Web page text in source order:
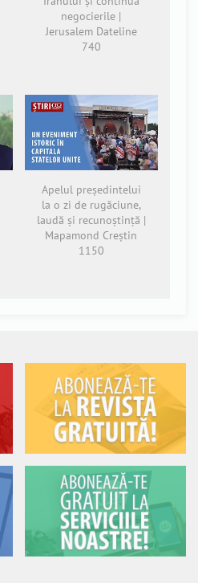
negocierile |
Jerusalem Dateline
740
Apelul președintelui
la o zi de rugăciune,
laudă și recunoștință |
Mapamond Creștin
1150